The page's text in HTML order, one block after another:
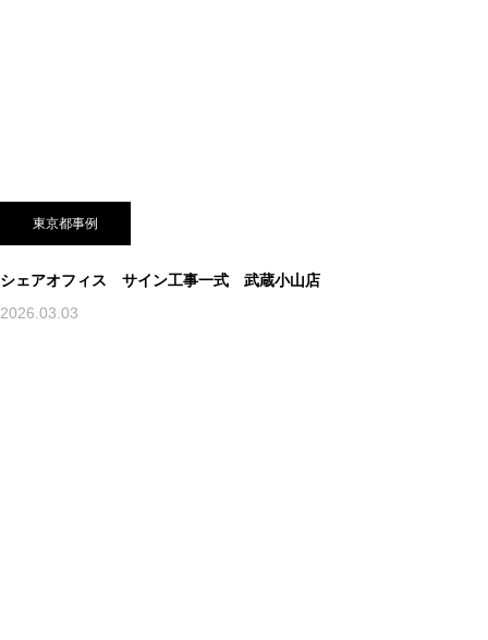
東京都事例
シェアオフィス サイン工事一式 武蔵小山店
2026.03.03